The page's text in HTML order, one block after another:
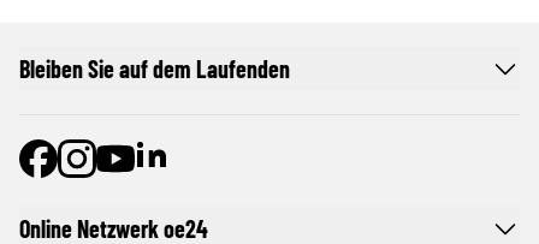
Online Netzwerk oe24
Bleiben Sie auf dem Laufenden